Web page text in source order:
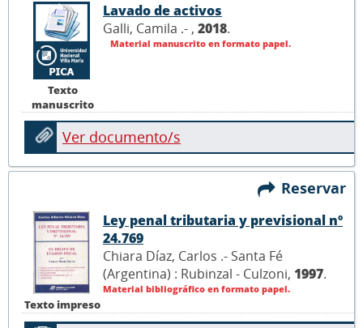
Texto
manuscrito
Lavado de activos
Galli, Camila .- , 2018.
Material manuscrito en formato papel.
Ver documento/s
Reservar
Texto impreso
Ley penal tributaria y previsional nº
24.769
Chiara Díaz, Carlos .- Santa Fé
(Argentina) : Rubinzal - Culzoni, 1997.
Material bibliográfico en formato papel.